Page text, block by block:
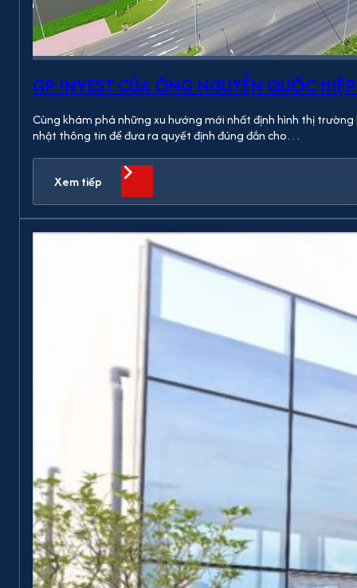
GP INVEST CỦA ÔNG NGUYỄN QUỐC
Cùng khám phá những xu hướng mới nhất định hình thị
nhật thông tin để đưa ra quyết định đúng đắn cho…
Xem tiếp